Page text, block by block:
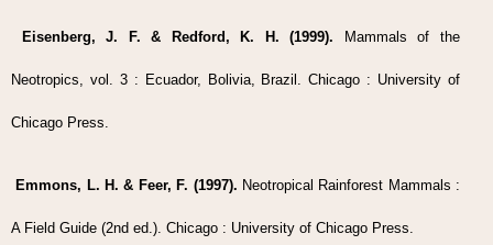
Eisenberg, J. F. & Redford, K. H. (1999). Mammals of the
Neotropics, vol. 3 : Ecuador, Bolivia, Brazil. Chicago : University of
Chicago Press.
Emmons, L. H. & Feer, F. (1997). Neotropical Rainforest Mammals :
A Field Guide (2nd ed.). Chicago : University of Chicago Press.